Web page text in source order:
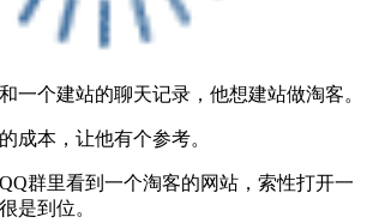
一个建站的聊天记录，他想建站做淘客。
成本，让他有个参考。
群里看到一个淘客的网站，索性打开一
是到位。